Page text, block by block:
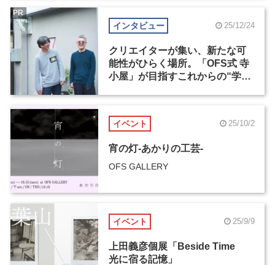
インタビュー 25/12/24
クリエイターが集い、新たな可
能性がひらく場所。「OFS式 寺
小屋」が目指すこれからの“学
PR
イベント 25/10/2
宵の灯-あかりの工芸-
OFS GALLERY
イベント 25/9/9
上田義彦個展「Beside Time
光に宿る記憶」